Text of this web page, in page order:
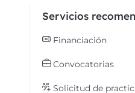
Servicios
Financiación
Convocatorias
Solicitud de